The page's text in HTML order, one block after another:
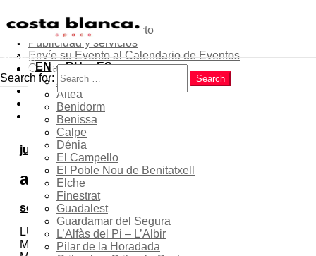
Sobre el proyecto
Contribuye como experto
Publicidad y servicios
Envíe su Evento al Calendario de Eventos
Contactos
Popular
Latest
Trending
Inicio
Costa Blanca
Alicante
Altea
Benidorm
Benissa
Calpe
Dénia
El Campello
El Poble Nou de Benitatxell
Elche
Finestrat
Guadalest
Guardamar del Segura
L’Alfàs del Pi – L’Albir
Pilar de la Horadada
EN RU ES
Menu
Search
Search for:
Search
Comunidad expatriada en
la Costa Blanca
julio
agosto 2026
septiembre
LU
MA